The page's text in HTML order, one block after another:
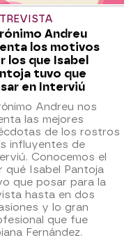
Andreu
los motivos
los que Isabel
tuvo que
en Interviú
Andreu nos
las mejores
de los rostros
influyentes de
Conocemos el
qué Isabel Pantoja
que posar para la
hasta en dos
y lo gran
que fue
Fernández.